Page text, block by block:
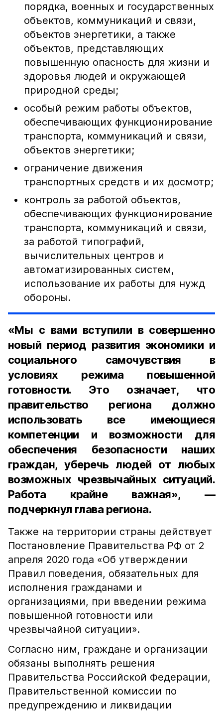
порядка, военных и государственных
объектов, коммуникаций и связи,
объектов энергетики, а также
объектов, представляющих
повышенную опасность для жизни и
здоровья людей и окружающей
природной среды;
особый режим работы объектов,
обеспечивающих функционирование
транспорта, коммуникаций и связи,
объектов энергетики;
ограничение движения
транспортных средств и их досмотр;
контроль за работой объектов,
обеспечивающих функционирование
транспорта, коммуникаций и связи,
за работой типографий,
вычислительных центров и
автоматизированных систем,
использование их работы для нужд
обороны.
«Мы с вами вступили в совершенно
новый период развития экономики и
социального самочувствия в
условиях режима повышенной
готовности. Это означает, что
правительство региона должно
использовать все имеющиеся
компетенции и возможности для
обеспечения безопасности наших
граждан, уберечь людей от любых
возможных чрезвычайных ситуаций.
Работа крайне важная», —
подчеркнул глава региона.
Также на территории страны действует
Постановление Правительства РФ от 2
апреля 2020 года «Об утверждении
Правил поведения, обязательных для
исполнения гражданами и
организациями, при введении режима
повышенной готовности или
чрезвычайной ситуации».
Согласно ним, граждане и организации
обязаны выполнять решения
Правительства Российской Федерации,
Правительственной комиссии по
предупреждению и ликвидации